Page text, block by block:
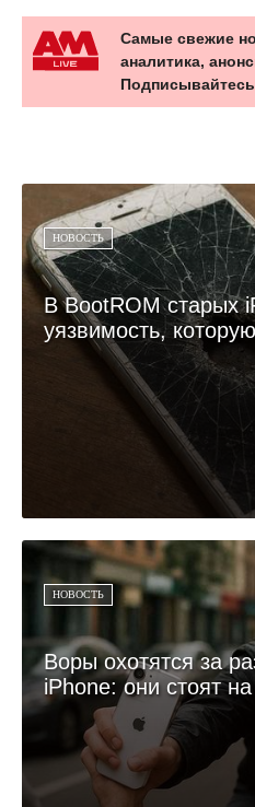
Самые свежие
аналитика,
НОВОСТЬ
В BootROM старых
уязвимость,
НОВОСТЬ
Воры охотятся за
iPhone: они стоят